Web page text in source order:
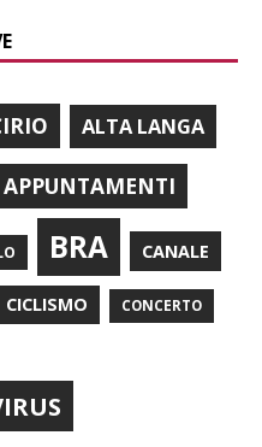
ALTA LANGA
APPUNTAMENTI
BRA CANALE
CICLISMO CONCERTO